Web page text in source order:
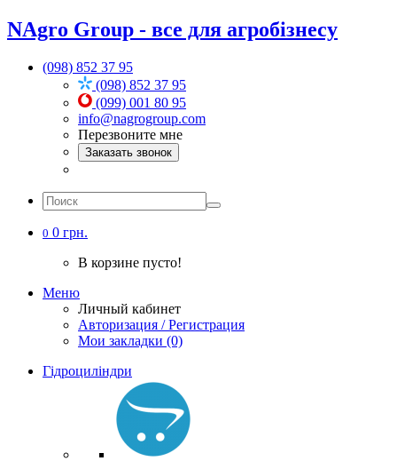
NAgro Group - все для агробізнесу
(098) 852 37 95
(098) 852 37 95
(099) 001 80 95
info@nagrogroup.com
Перезвоните мне
Заказать звонок
0 0 грн.
В корзине пусто!
Меню
Личный кабинет
Авторизация / Регистрация
Мои закладки (0)
Гідроциліндри